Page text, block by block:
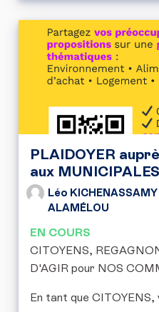
PLAIDOYER
aux
Léo KICHENASSAMY
ALAMÉLOU
EN COURS
CITOYENS,
D'AGIR pour NOS
En tant que CITOYENS,